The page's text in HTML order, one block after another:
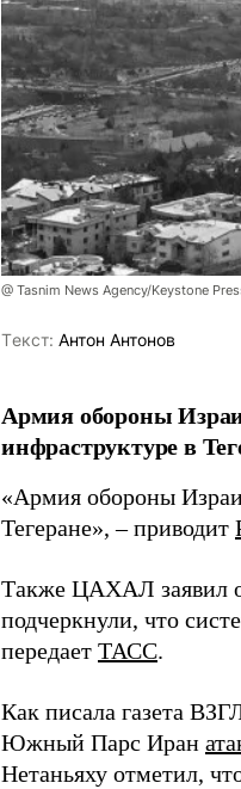
@ Tasnim News Agency/Keystone
Tекст: Антон Антонов
Армия обороны
инфраструктуре в
«Армия обороны
Тегеране», – приводит
Также ЦАХАЛ заявил
подчеркнули, что
передает ТАСС.
Как писала газета
Южный Парс Иран
Нетаньяху отметил,